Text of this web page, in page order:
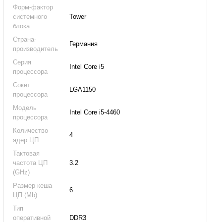
Форм-фактор
системного
блока
Tower
Страна-
производитель
Германия
Серия
процессора
Intel Core i5
Сокет
процессора
LGA1150
Модель
процессора
Intel Core i5-4460
Количество
ядер ЦП
4
Тактовая
частота ЦП
(GHz)
3.2
Размер кеша
ЦП (Mb)
6
Тип
оперативной
DDR3